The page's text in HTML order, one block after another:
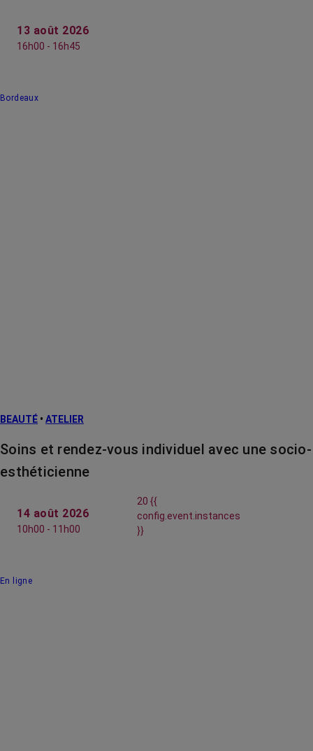
13 août 2026
16h00 - 16h45
Bordeaux
BEAUTÉ • ATELIER
Soins et rendez-vous individuel avec une socio-
esthéticienne
14 août 2026
10h00 - 11h00
20 {{
config.event.instances
}}
En ligne